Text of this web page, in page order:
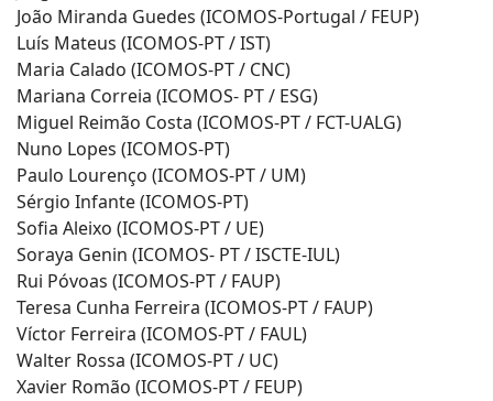
João Miranda Guedes (ICOMOS-Portugal / FEUP)
Luís Mateus (ICOMOS-PT / IST)
Maria Calado (ICOMOS-PT / CNC)
Mariana Correia (ICOMOS- PT / ESG)
Miguel Reimão Costa (ICOMOS-PT / FCT-UALG)
Nuno Lopes (ICOMOS-PT)
Paulo Lourenço (ICOMOS-PT / UM)
Sérgio Infante (ICOMOS-PT)
Sofia Aleixo (ICOMOS-PT / UE)
Soraya Genin (ICOMOS- PT / ISCTE-IUL)
Rui Póvoas (ICOMOS-PT / FAUP)
Teresa Cunha Ferreira (ICOMOS-PT / FAUP)
Víctor Ferreira (ICOMOS-PT / FAUL)
Walter Rossa (ICOMOS-PT / UC)
Xavier Romão (ICOMOS-PT / FEUP)